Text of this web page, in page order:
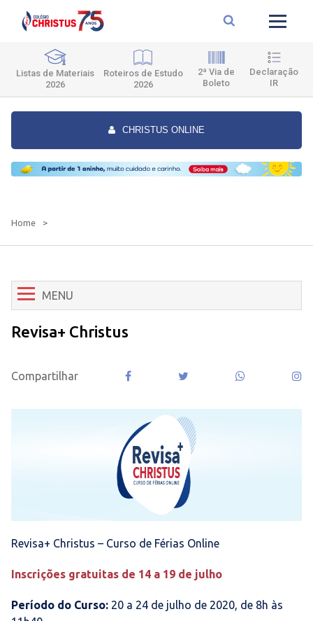
Listas de Materiais
2026
Roteiros de Estudo
2026
2ª Via de
Boleto
Declaração
IR
CHRISTUS ONLINE
Home >
MENU
Revisa+ Christus
Compartilhar
Revisa+ Christus – Curso de Férias Online
Inscrições gratuitas de 14 a 19 de julho
Período do Curso: 20 a 24 de julho de 2020, de 8h às